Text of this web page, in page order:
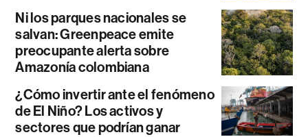
Ni los parques nacionales se
salvan: Greenpeace emite
preocupante alerta sobre
Amazonía colombiana
¿Cómo invertir ante el fenómeno
de El Niño? Los activos y
sectores que podrían ganar